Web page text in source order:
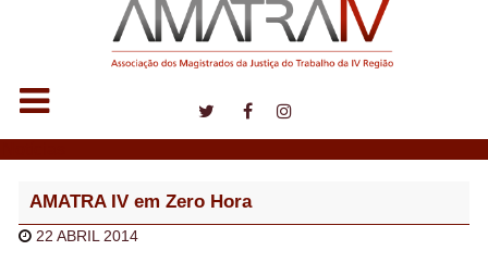
AMATRA IV em Zero Hora
22 ABRIL 2014